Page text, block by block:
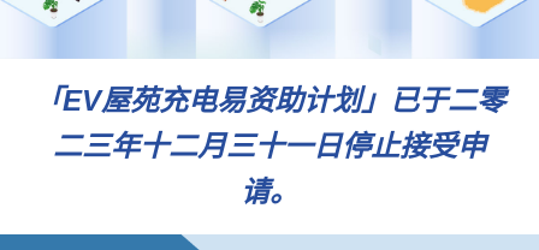
「EV屋苑充电易资助计划」已于二零
二三年十二月三十一日停止接受申
请。